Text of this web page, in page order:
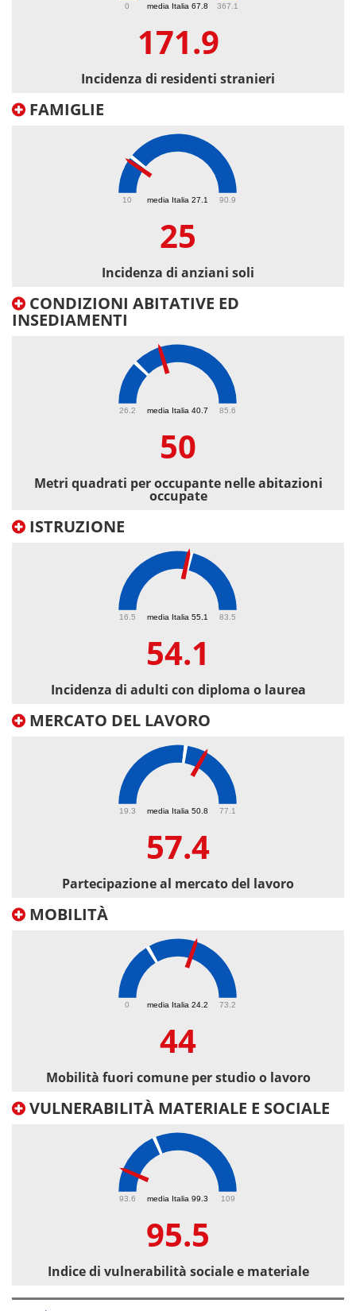
media Italia 67.8
0 367.1
171.9
Incidenza di residenti stranieri
FAMIGLIE
media Italia 27.1
10 90.9
25
Incidenza di anziani soli
CONDIZIONI ABITATIVE ED
INSEDIAMENTI
media Italia 40.7
26.2 85.6
50
Metri quadrati per occupante nelle abitazioni
occupate
ISTRUZIONE
media Italia 55.1
16.5 83.5
54.1
Incidenza di adulti con diploma o laurea
MERCATO DEL LAVORO
media Italia 50.8
19.3 77.1
57.4
Partecipazione al mercato del lavoro
MOBILITÀ
media Italia 24.2
0 73.2
44
Mobilità fuori comune per studio o lavoro
VULNERABILITÀ MATERIALE E SOCIALE
media Italia 99.3
93.6 109
95.5
Indice di vulnerabilità sociale e materiale